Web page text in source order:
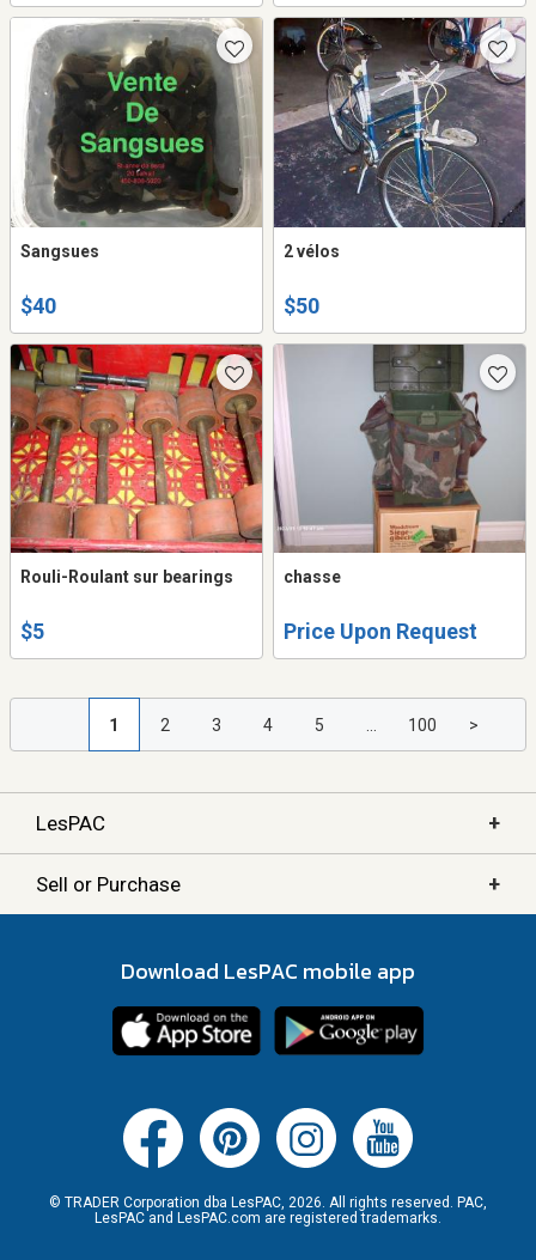
Sangsues
$40
2 vélos
$50
Rouli-Roulant sur bearings
$5
chasse
Price Upon Request
1 2 3 4 5 100 >
LesPAC +
Sell or Purchase +
Download LesPAC mobile app
© TRADER Corporation dba LesPAC, 2026. All rights reserved. PAC,
LesPAC and LesPAC.com are registered trademarks.